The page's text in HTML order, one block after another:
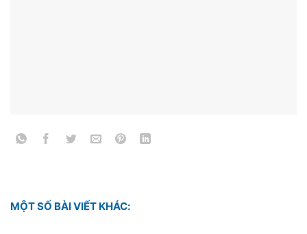
MỘT SỐ BÀI VIẾT KHÁC: